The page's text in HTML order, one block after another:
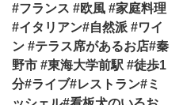
#フランス #欧風 #家庭料理
#イタリアン#自然派 #ワイ
ン #テラス席があるお店#秦
野市 #東海大学前駅 #徒歩1
分#ライブ#レストラン#ミ